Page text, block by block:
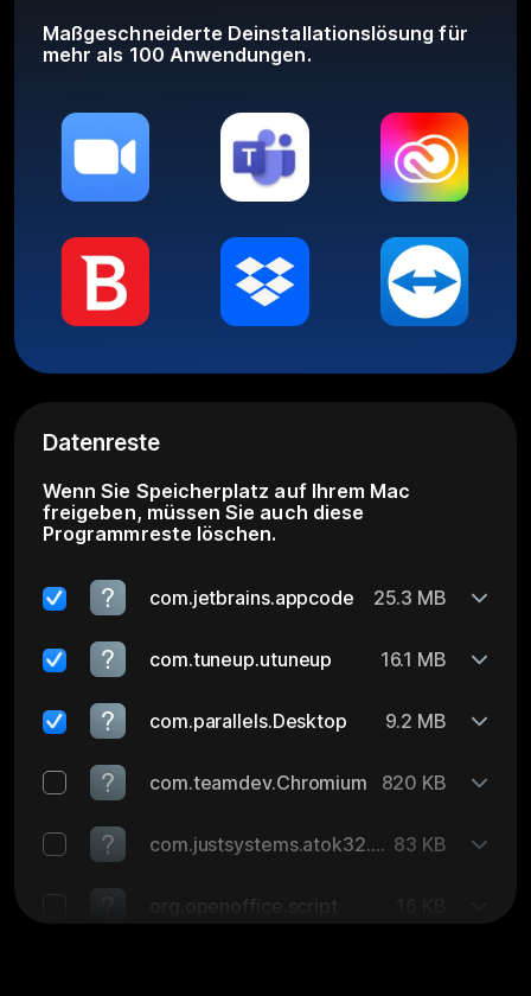
Maßgeschneiderte Deinstallationslösung für
mehr als 100 Anwendungen.
Datenreste
Wenn Sie Speicherplatz auf Ihrem Mac
freigeben, müssen Sie auch diese
Programmreste löschen.
com.jetbrains.appcode 25.3 MB
com.tuneup.utuneup 16.1 MB
com.parallels.Desktop 9.2 MB
com.teamdev.Chromium 820 KB
com.justsystems.atok32.AtokDv 83 KB
org.openoffice.script